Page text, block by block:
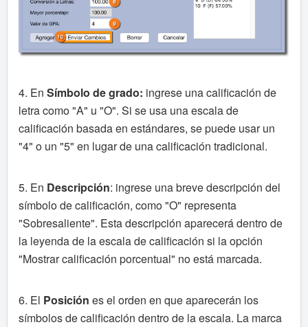
4. En Símbolo de grado: ingrese una calificación de
letra como "A" u "O". Si se usa una escala de
calificación basada en estándares, se puede usar un
"4" o un "5" en lugar de una calificación tradicional.
5. En Descripción: ingrese una breve descripción del
símbolo de calificación, como "O" representa
"Sobresaliente". Esta descripción aparecerá dentro de
la leyenda de la escala de calificación si la opción
"Mostrar calificación porcentual" no está marcada.
6. El Posición es el orden en que aparecerán los
símbolos de calificación dentro de la escala. La marca